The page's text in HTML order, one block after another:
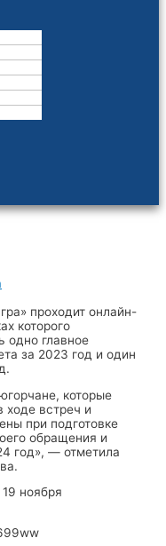
проходит онлайн-
которого
одно главное
за 2023 год и один
которые
встреч и
при подготовке
обращения и
год», — отметила
ноября